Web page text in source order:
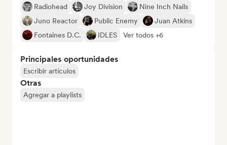
Radiohead Joy Division
Nine Inch Nails
Juno Reactor
Public Enemy
Juan Atkins
Fontaines D.C.
IDLES Ver todos +6
Principales oportunidades
Escribir artículos
Otras
Agregar a playlists